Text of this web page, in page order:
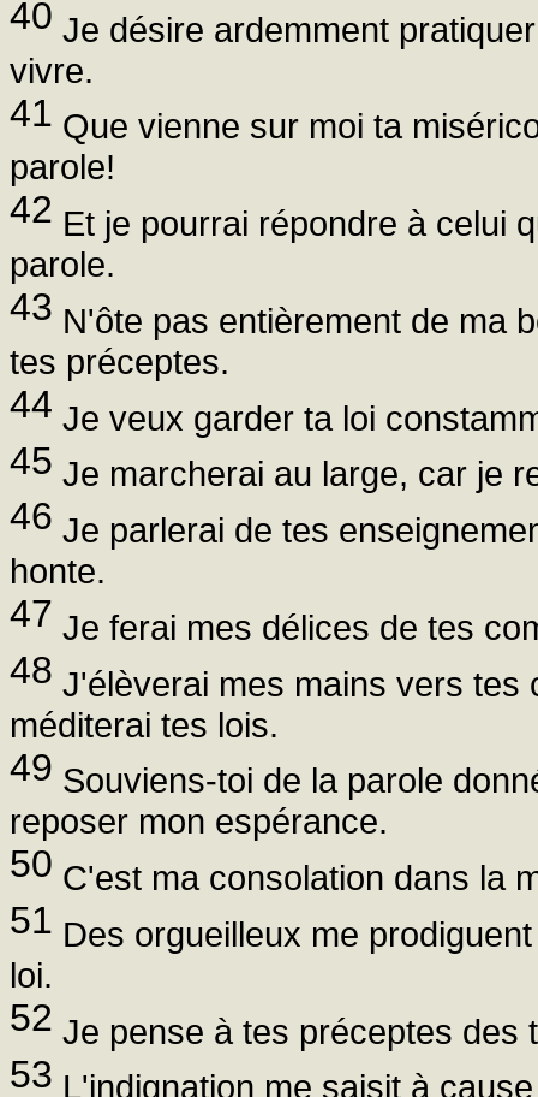
40 Je désire ardemment
vivre.
41 Que vienne sur moi ta
parole!
42 Et je pourrai répondre à celui
parole.
43 N'ôte pas entièrement de ma
tes préceptes.
44 Je veux garder ta loi
45 Je marcherai au large, car je
46 Je parlerai de tes
honte.
47 Je ferai mes délices de tes
48 J'élèverai mes mains vers tes
méditerai tes lois.
49 Souviens-toi de la parole
reposer mon espérance.
50 C'est ma consolation dans la
51 Des orgueilleux me
loi.
52 Je pense à tes préceptes des
53 L'indignation me saisit à